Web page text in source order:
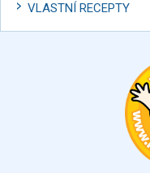
VLASTNÍ RECEPTY